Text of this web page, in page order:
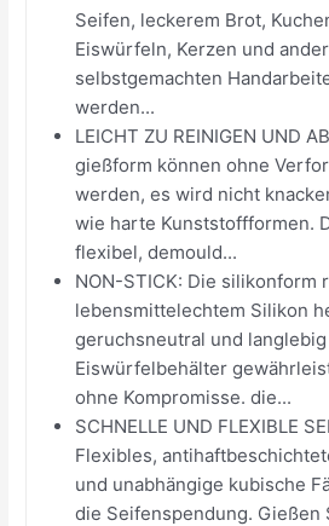
Seifen, leckerem Brot,
Eiswürfeln, Kerzen und
selbstgemachten
werden...
LEICHT ZU REINIGEN UND
gießform können ohne
werden, es wird nicht
wie harte Kunststoffformen.
flexibel, demould...
NON-STICK: Die silikonform
lebensmittelechtem Silikon
geruchsneutral und
Eiswürfelbehälter
ohne Kompromisse. die...
SCHNELLE UND FLEXIBLE
Flexibles,
und unabhängige kubische
die Seifenspendung. Gießen